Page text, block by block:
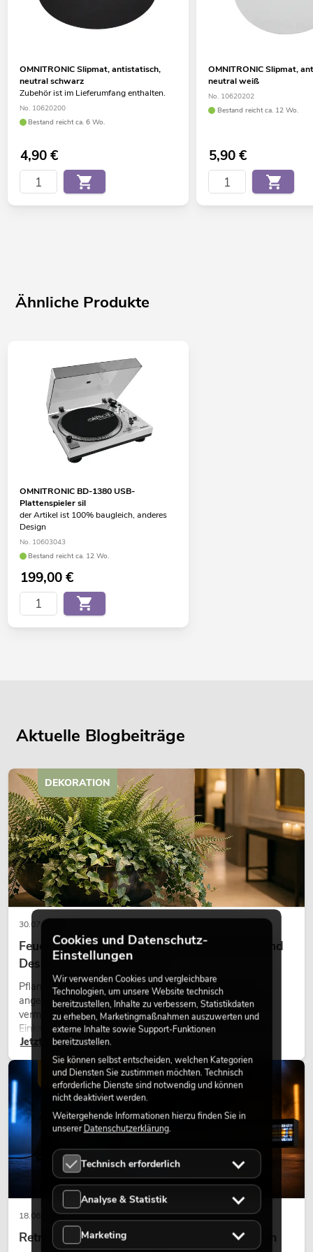
OMNITRONIC Slipmat, antistatisch,
neutral schwarz
Zubehör ist im Lieferumfang enthalten.
No. 10620200
Bestand reicht ca. 6 Wo.
4,90€
OMNITRONIC Slipmat,
neutral weiß
No. 10620202
Bestand reicht ca. 12 Wo.
5,90€
Ähnliche Produkte
OMNITRONIC BD-1380 USB-
Plattenspieler sil
der Artikel ist 100% baugleich, anderes
Design
No. 10603043
Bestand reicht ca. 12 Wo.
199,00€
Aktuelle Blogbeiträge
30.07.2026
Feuerhemmende Kunstpflanzen: Sicherheit und
Design perfekt kombiniert
Pflanzen machen Räume lebendig. Sie schaffen eine
angenehme Atmosphäre, verbessern das Ambiente und
vermitteln Natürlichkeit. Ob in Hotels, Restaurants,
Einkaufszentren, Bürogebäuden oder auf Messeständen:
eine hochwertige Begrünung gehört heute längst zum
modernen Raumkonzept.
Jetzt lesen
DEKORATION
18.06.2026
Retro-Licht im modernen Lichtdesign: Warum
LICHT
Cookies und Datenschutz-
Einstellungen
Wir verwenden Cookies und vergleichbare
Technologien, um unsere Website technisch
bereitzustellen, Inhalte zu verbessern, Statistikdaten
zu erheben, Marketingmaßnahmen auszuwerten und
externe Inhalte sowie Support-Funktionen
bereitzustellen.
Sie können selbst entscheiden, welchen Kategorien
und Diensten Sie zustimmen möchten. Technisch
erforderliche Dienste sind notwendig und können
nicht deaktiviert werden.
Weitergehende Informationen hierzu finden Sie in
unsererDatenschutzerklärung.
Technisch erforderlich
Analyse & Statistik
Marketing